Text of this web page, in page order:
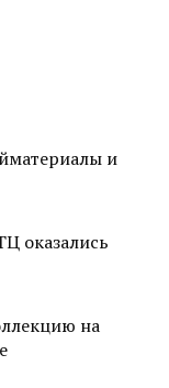
и
оказались
на